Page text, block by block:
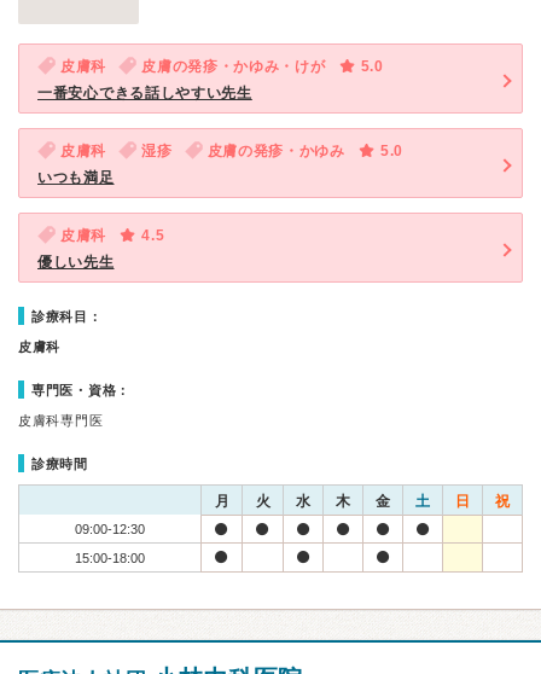
皮膚科 皮膚の発疹・かゆみ・けが
5.0
一番安心できる話しやすい先生
皮膚科 湿疹 皮膚の発疹・かゆみ
5.0
いつも満足
皮膚科
4.5
優しい先生
診療科目：
皮膚科
専門医・資格：
皮膚科専門医
診療時間
月 火 水 木 金 土 日 祝
09:00-12:30
15:00-18:00